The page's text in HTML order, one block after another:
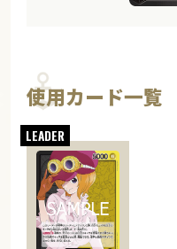
使用カード一覧